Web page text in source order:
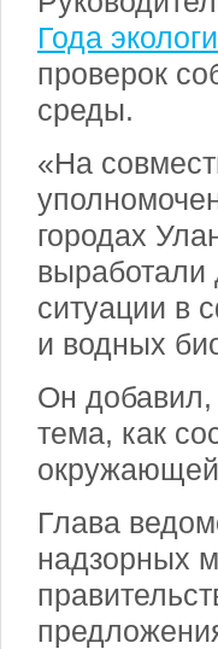
Года
проверок
среды.
«На
городах
ситуации в
и водных
Он добавил,
тема, как
окружающей
Глава
надзорных